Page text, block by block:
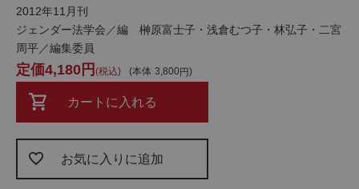
2012年11月刊
ジェンダー法学会／編 榊原富士子・浅倉むつ子・林弘子・二宮
周平／編集委員
本体 3,800
4,180 税込
カートに入れる
お気に入りに追加